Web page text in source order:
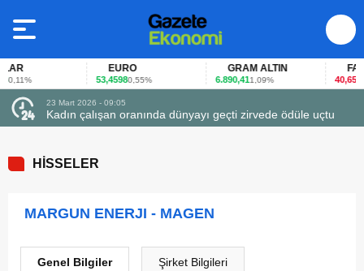
EURO
53,45980,55%
GRAM ALTIN
6.890,411,09%
FAİZ
40,65-
23 Mart 2026 - 09:05
Kadın çalışan oranında dünyayı geçti zirvede ödüle uçtu
HİSSELER
MARGUN ENERJI - MAGEN
Genel Bilgiler Şirket Bilgileri